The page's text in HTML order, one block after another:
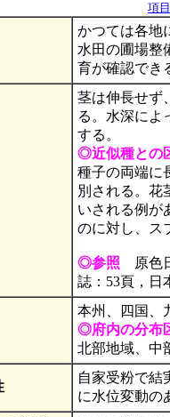
項
かつては各地
水田の圃場整
育が確認でき
茎は伸長せず
る。水深によ
する。
◎近似種との
種子の両端に
別される。花
いされる例が
のに対し、ス
◎参照 原色
誌：53頁，日
本州、四国、
◎府内の分布
北部地域、中
自家受粉で結
に水位変動の